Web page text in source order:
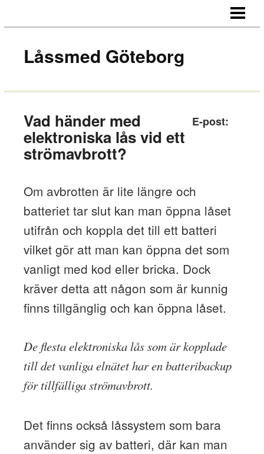
KAMERAÖVERVAKNING
KONTAKT
Låssmed Göteborg
Vad händer med
elektroniska lås vid ett
strömavbrott?
Om avbrotten är lite längre och
batteriet tar slut kan man öppna låset
utifrån och koppla det till ett batteri
vilket gör att man kan öppna det som
vanligt med kod eller bricka. Dock
kräver detta att någon som är kunnig
finns tillgänglig och kan öppna låset.
De flesta elektroniska lås som är kopplade
till det vanliga elnätet har en batteribackup
för tillfälliga strömavbrott.
Det finns också låssystem som bara
använder sig av batteri, där kan man
E-post: